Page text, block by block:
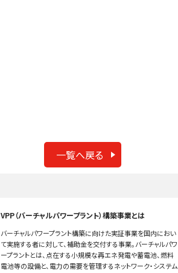
一覧へ戻る
VPP（バーチャルパワープラント）構築事業とは
バーチャルパワープラント構築に向けた実証事業を国内におい
て実施する者に対して、補助金を交付する事業。バーチャルパワ
ープラントとは、点在する小規模な再エネ発電や蓄電池、燃料
電池等の設備と、電力の需要を管理するネットワーク・システム